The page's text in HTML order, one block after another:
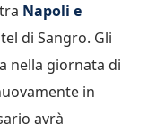
Napoli e
di Sangro. Gli
nella giornata di
in
avrà